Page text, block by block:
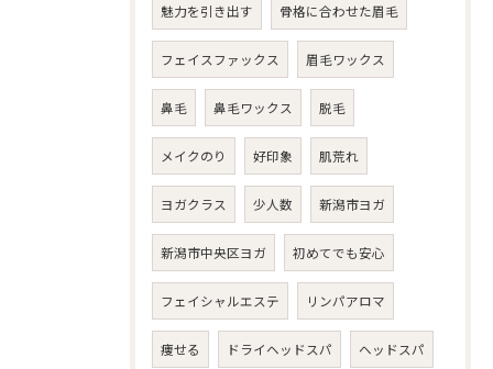
魅力を引き出す 骨格に合わせた眉毛
フェイスファックス 眉毛ワックス
鼻毛 鼻毛ワックス 脱毛
メイクのり 好印象 肌荒れ
ヨガクラス 少人数 新潟市ヨガ
新潟市中央区ヨガ 初めてでも安心
フェイシャルエステ リンパアロマ
痩せる ドライヘッドスパ ヘッドスパ